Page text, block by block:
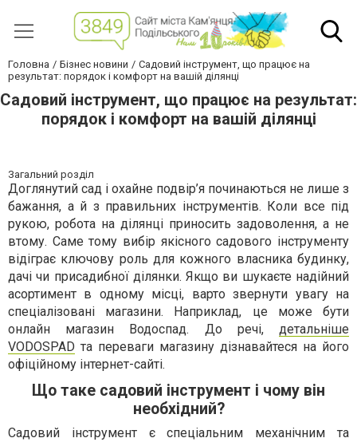
Головна Бізнес новини
Садовий інструмент, що працює на
результат: порядок і комфорт на вашій ділянці
Садовий інструмент, що працює на результат:
порядок і комфорт на вашій ділянці
Загальний розділ
Доглянутий сад і охайне подвір’я починаються не лише з
бажання, а й з правильних інструментів. Коли все під
рукою, робота на ділянці приносить задоволення, а не
втому. Саме тому вибір якісного садового інструменту
відіграє ключову роль для кожного власника будинку,
дачі чи присадибної ділянки. Якщо ви шукаєте надійний
асортимент в одному місці, варто звернути увагу на
спеціалізовані магазини. Наприклад, це може бути
онлайн магазин Водоспад. До речі, детальніше
VODOSPAD та переваги магазину дізнавайтеся на його
офіційному інтернет-сайті.
Що таке садовий інструмент і чому він
необхідний?
Садовий інструмент є спеціальним механічним та